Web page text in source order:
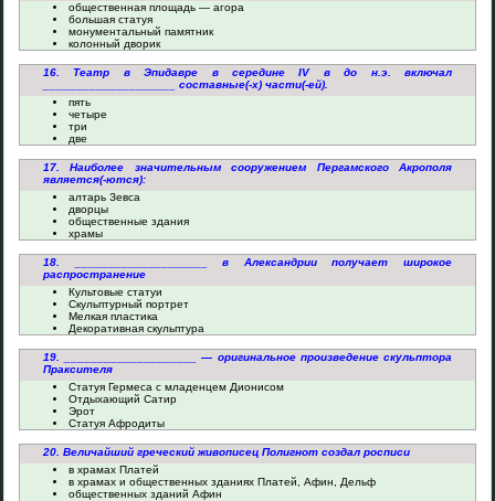
общественная площадь — агора
большая статуя
монументальный памятник
колонный дворик
16. Театр в Эпидавре в середине IV в до н.э. включал
____________________ составные(-х) части(-ей).
пять
четыре
три
две
17. Наиболее значительным сооружением Пергамского Акрополя
является(-ются):
алтарь Зевса
дворцы
общественные здания
храмы
18. ____________________ в Александрии получает широкое
распространение
Культовые статуи
Скульптурный портрет
Мелкая пластика
Декоративная скульптура
19. ____________________ — оригинальное произведение скульптора
Праксителя
Статуя Гермеса с младенцем Дионисом
Отдыхающий Сатир
Эрот
Статуя Афродиты
20. Величайший греческий живописец Полигнот создал росписи
в храмах Платей
в храмах и общественных зданиях Платей, Афин, Дельф
общественных зданий Афин